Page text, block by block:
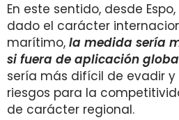
En este sentido, desde
dado el carácter
marítimo, la medida sería
si fuera de aplicación
sería más difícil de evadir
riesgos para la
de carácter regional.